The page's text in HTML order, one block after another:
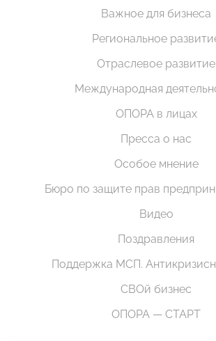
Важное для бизнеса
Региональное
Отраслевое развитие
Международная
ОПОРА в лицах
Пресса о нас
Особое мнение
Бюро по защите прав
Видео
Поздравления
Поддержка МСП.
СВОй бизнес
ОПОРА — СТАРТ